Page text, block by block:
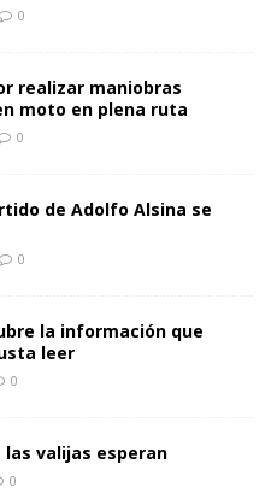
0
realizar maniobras
moto en plena ruta
0
de Adolfo Alsina se
0
la información que
leer
0
las valijas esperan
0